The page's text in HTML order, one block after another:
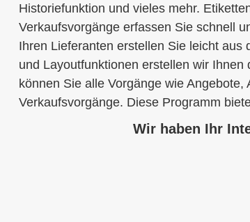
Historiefunktion und vieles mehr.
Verkaufsvorgänge erfassen Sie schnell
Ihren Lieferanten erstellen Sie leicht
und Layoutfunktionen erstellen wir
können Sie alle Vorgänge wie
Verkaufsvorgänge. Diese Programm
Wir haben Ihr